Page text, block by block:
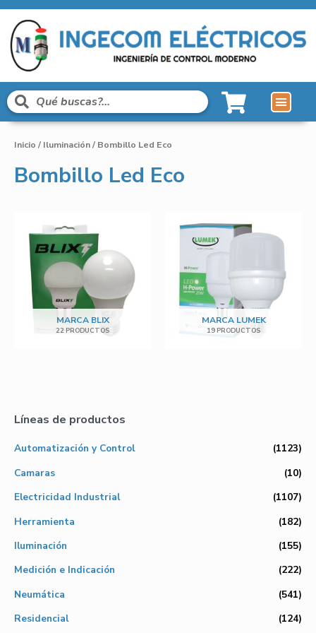
Líneas de productos
Automatización y Control
(1123)
Camaras
(10)
Electricidad Industrial
(1107)
Herramienta
(182)
Iluminación
(155)
Medición e Indicación
(222)
Neumática
(541)
Residencial
(124)
Inicio / Iluminación/ Bombillo Led Eco
Bombillo Led Eco
MARCA BLIX
22 PRODUCTOS
MARCA LUMEK
19 PRODUCTOS